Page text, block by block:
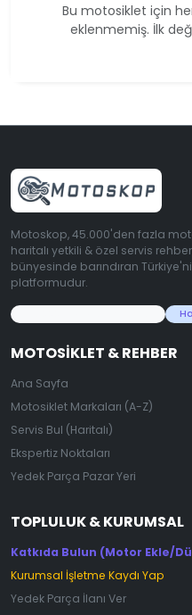
Bu motosiklet için
eklenmemiş. İlk
Motoskop, 45.000'den fazla
haritalı yetkili & özel servis
bünyesinde barındıran
platformudur.
MOTOSIKLET & REHBER
Ana Sayfa
Motosiklet Markaları (A-Z)
Servis Bul (Haritalı)
Ekspertiz Noktaları
Yedek Parça Pazar Yeri
TOPLULUK & KURUMSAL
Katkıda Bulun (Motor Ekle/
Kurumsal İşletme Kaydı Yap
Yedek Parça İlanı Ver